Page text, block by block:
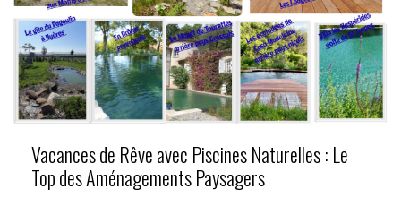
Vacances de Rêve avec Piscines Naturelles : Le
Top des Aménagements Paysagers